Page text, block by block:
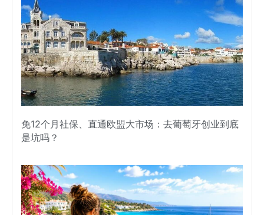
免12个月社保、直通欧盟大市场：去葡萄牙创业到底
是坑吗？